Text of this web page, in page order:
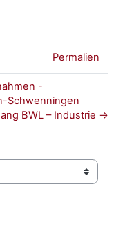
Permalien
-
Schwenningen
BWL – Industrie →